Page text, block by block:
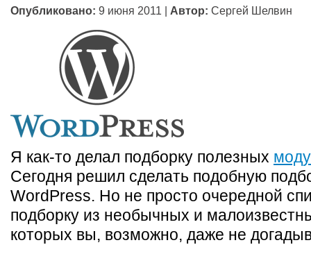
Опубликовано: 9 июня 2011 | Автор: Сергей Шелвин
Я как-то делал подборку полезных
Сегодня решил сделать подобную
WordPress. Но не просто очередной
подборку из необычных и
которых вы, возможно, даже не